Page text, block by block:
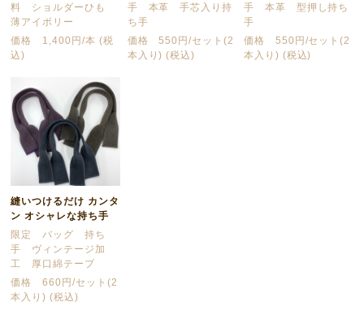
料 ショルダーひも
薄アイボリー
価格 1,400円/本 (税
込)
手 本革 手芯入り持
ち手
価格 550円/セット(2
本入り) (税込)
手 本革 型押し持ち
手
価格 550円/セット(2
本入り) (税込)
縫いつけるだけ カンタ
ン オシャレな持ち手
限定 バッグ 持ち
手 ヴィンテージ加
工 厚口綿テープ
価格 660円/セット(2
本入り) (税込)